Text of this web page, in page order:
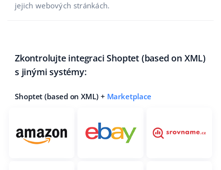
jejich webových stránkách.
Zkontrolujte integraci Shoptet (based on XML)
s jinými systémy:
Shoptet (based on XML) + Marketplace